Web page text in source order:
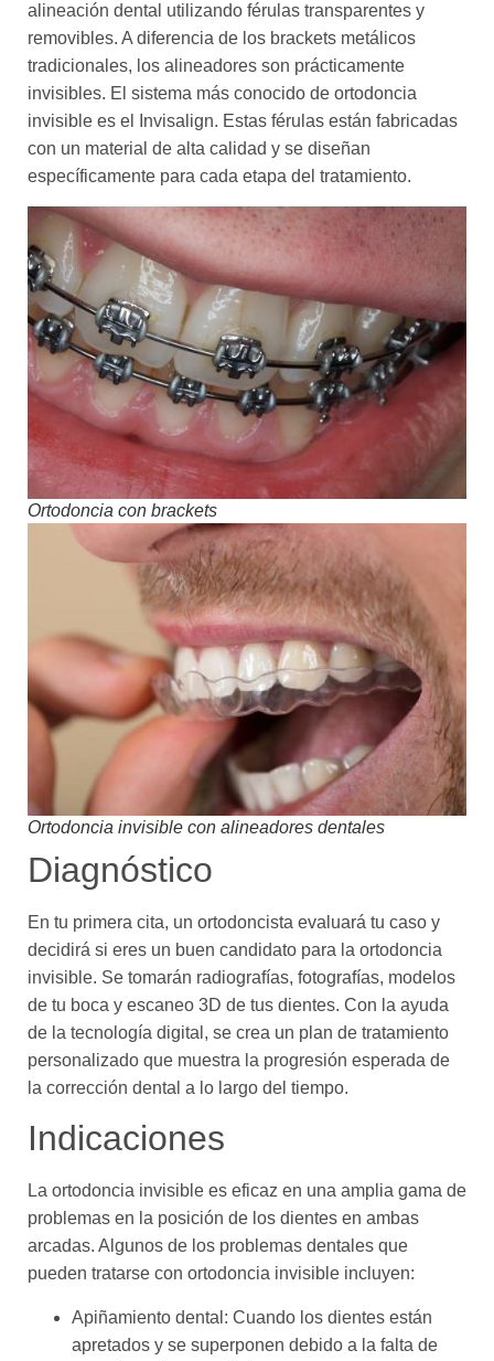
alineación dental utilizando férulas transparentes y
removibles. A diferencia de los brackets metálicos
tradicionales, los alineadores son prácticamente
invisibles. El sistema más conocido de ortodoncia
invisible es el Invisalign. Estas férulas están fabricadas
con un material de alta calidad y se diseñan
específicamente para cada etapa del tratamiento.
Ortodoncia con brackets
Ortodoncia invisible con alineadores dentales
Diagnóstico
En tu primera cita, un ortodoncista evaluará tu caso y
decidirá si eres un buen candidato para la ortodoncia
invisible. Se tomarán radiografías, fotografías, modelos
de tu boca y escaneo 3D de tus dientes. Con la ayuda
de la tecnología digital, se crea un plan de tratamiento
personalizado que muestra la progresión esperada de
la corrección dental a lo largo del tiempo.
Indicaciones
La ortodoncia invisible es eficaz en una amplia gama de
problemas en la posición de los dientes en ambas
arcadas. Algunos de los problemas dentales que
pueden tratarse con ortodoncia invisible incluyen:
Apiñamiento dental: Cuando los dientes están
apretados y se superponen debido a la falta de